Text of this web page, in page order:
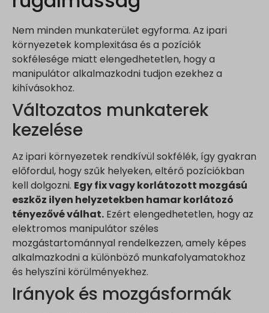
Nem minden munkaterület egyforma. Az ipari
környezetek komplexitása és a pozíciók
sokfélesége miatt elengedhetetlen, hogy a
manipulátor alkalmazkodni tudjon ezekhez a
kihívásokhoz.
Változatos munkaterek
kezelése
Az ipari környezetek rendkívül sokfélék, így gyakran
előfordul, hogy szűk helyeken, eltérő pozíciókban
kell dolgozni. Egy fix vagy korlátozott mozgású
eszköz ilyen helyzetekben hamar korlátozó
tényezővé válhat. Ezért elengedhetetlen, hogy az
elektromos manipulátor széles
mozgástartománnyal rendelkezzen, amely képes
alkalmazkodni a különböző munkafolyamatokhoz
és helyszíni körülményekhez.
Irányok és mozgásformák